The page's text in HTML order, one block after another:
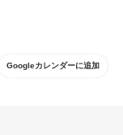
Googleカレンダーに追加